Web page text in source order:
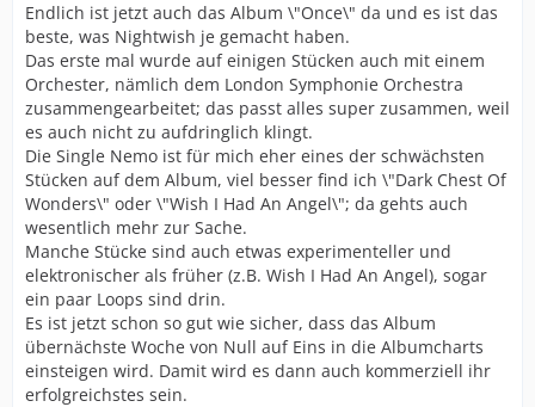
Endlich ist jetzt auch das Album \"Once\" da und es ist das
beste, was Nightwish je gemacht haben.
Das erste mal wurde auf einigen Stücken auch mit einem
Orchester, nämlich dem London Symphonie Orchestra
zusammengearbeitet; das passt alles super zusammen, weil
es auch nicht zu aufdringlich klingt.
Die Single Nemo ist für mich eher eines der schwächsten
Stücken auf dem Album, viel besser find ich \"Dark Chest Of
Wonders\" oder \"Wish I Had An Angel\"; da gehts auch
wesentlich mehr zur Sache.
Manche Stücke sind auch etwas experimenteller und
elektronischer als früher (z.B. Wish I Had An Angel), sogar
ein paar Loops sind drin.
Es ist jetzt schon so gut wie sicher, dass das Album
übernächste Woche von Null auf Eins in die Albumcharts
einsteigen wird. Damit wird es dann auch kommerziell ihr
erfolgreichstes sein.